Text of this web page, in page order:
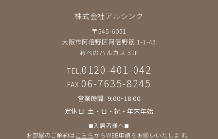
株式会社アルシンク
〒545-6031
大阪市阿倍野区阿倍野筋 1-1-43
あべのハルカス 31F
TEL.0120-401-042
FAX.06-7635-8245
営業時間: 9:00~18:00
定休日: 土・日・祝・年末年始
◼︎入居者様へ◼︎
お部屋のご解約は こちら からWEB申請をお願いいたします。